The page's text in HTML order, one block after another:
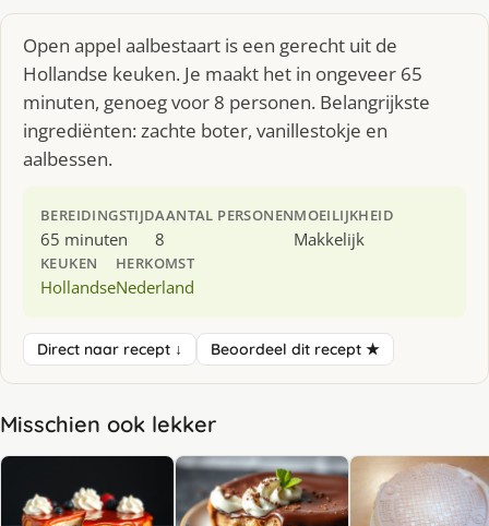
Open appel aalbestaart is een gerecht uit de
Hollandse keuken. Je maakt het in ongeveer 65
minuten, genoeg voor 8 personen. Belangrijkste
ingrediënten: zachte boter, vanillestokje en
aalbessen.
BEREIDINGSTIJD
65 minuten
AANTAL PERSONEN
8
MOEILIJKHEID
Makkelijk
KEUKEN
Hollandse
HERKOMST
Nederland
Direct naar recept ↓ Beoordeel dit recept ★
Misschien ook lekker